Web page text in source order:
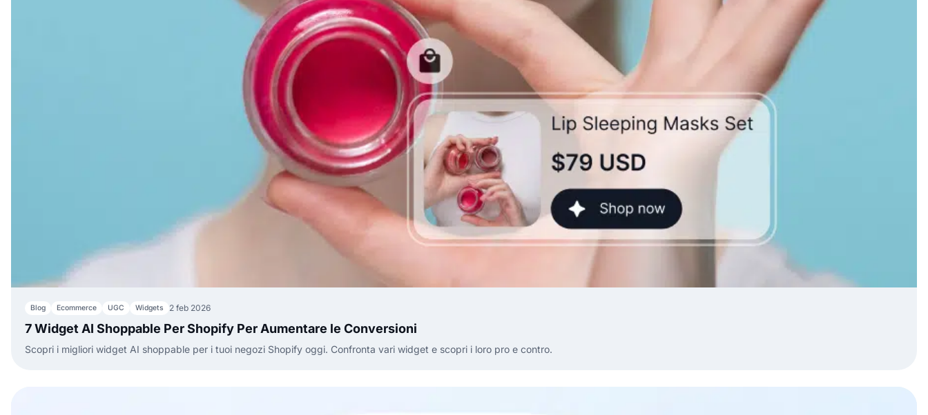
Blog Ecommerce UGC Widgets 2 feb 2026
7 Widget AI Shoppable Per Shopify Per Aumentare le Conversioni
Scopri i migliori widget AI shoppable per i tuoi negozi Shopify oggi. Confronta vari widget e scopri i loro pro e contro.